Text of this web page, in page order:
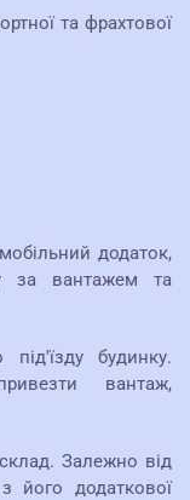
та фрахтової
додаток,
за вантажем та
будинку.
вантаж,
Залежно від
його додаткової